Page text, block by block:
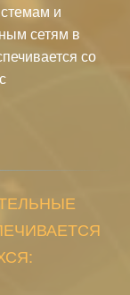
и
сетям в
со